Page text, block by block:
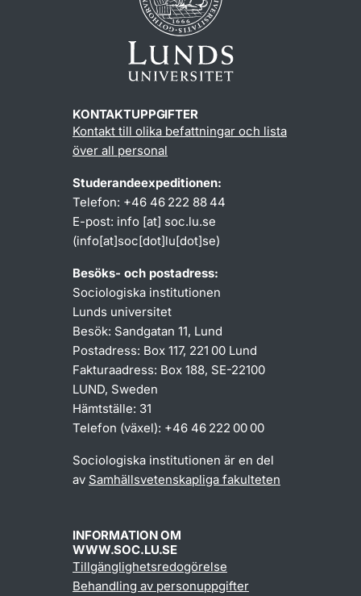
KONTAKTUPPGIFTER
Kontakt till olika befattningar och lista
över all personal
Studerandeexpeditionen:
Telefon: +46 46 222 88 44
E-post: info [at] soc.lu.se
(info[at]soc[dot]lu[dot]se)
Besöks- och postadress:
Sociologiska institutionen
Lunds universitet
Besök: Sandgatan 11, Lund
Postadress: Box 117, 221 00 Lund
Fakturaadress: Box 188, SE-22100
LUND, Sweden
Hämtställe: 31
Telefon (växel): +46 46 222 00 00
Sociologiska institutionen är en del
av Samhällsvetenskapliga fakulteten
INFORMATION OM
WWW.SOC.LU.SE
Tillgänglighetsredogörelse
Behandling av personuppgifter